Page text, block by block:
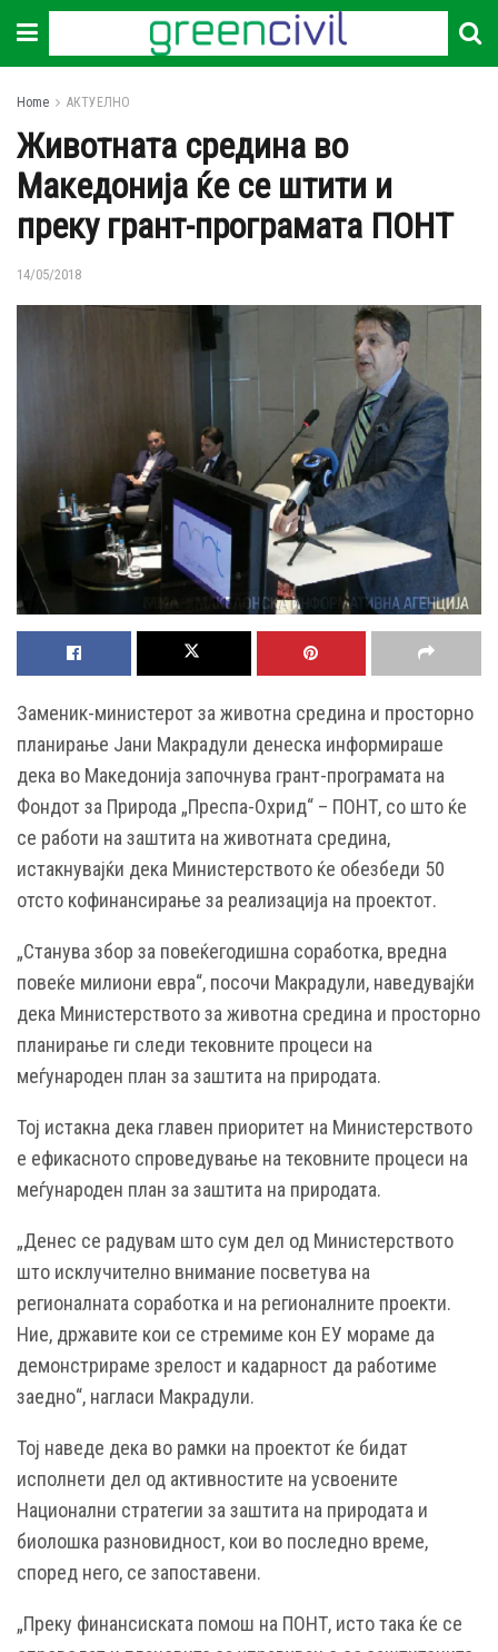
Home АКТУЕЛНО
Животната средина во
Македонија ќе се штити и
преку грант-програмата ПОНТ
14/05/2018
Заменик-министерот за животна средина и просторно
планирање Јани Макрадули денеска информираше
дека во Македонија започнува грант-програмата на
Фондот за Природа „Преспа-Охрид“ – ПОНТ, со што ќе
се работи на заштита на животната средина,
истакнувајќи дека Министерството ќе обезбеди 50
отсто кофинансирање за реализација на проектот.
„Станува збор за повеќегодишна соработка, вредна
повеќе милиони евра“, посочи Макрадули, наведувајќи
дека Министерството за животна средина и просторно
планирање ги следи тековните процеси на
меѓународен план за заштита на природата.
Тој истакна дека главен приоритет на Министерството
е ефикасното спроведување на тековните процеси на
меѓународен план за заштита на природата.
„Денес се радувам што сум дел од Министерството
што исклучително внимание посветува на
регионалната соработка и на регионалните проекти.
Ние, државите кои се стремиме кон ЕУ мораме да
демонстрираме зрелост и кадарност да работиме
заедно“, нагласи Макрадули.
Тој наведе дека во рамки на проектот ќе бидат
исполнети дел од активностите на усвоените
Национални стратегии за заштита на природата и
биолошка разновидност, кои во последно време,
според него, се запоставени.
„Преку финансиската помош на ПОНТ, исто така ќе се